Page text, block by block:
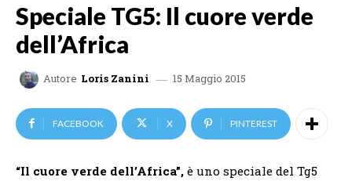
Speciale TG5: Il cuore verde
dell’Africa
Autore Loris Zanini 15 Maggio 2015
FACEBOOK X PINTEREST
“Il cuore verde dell’Africa”, è uno speciale del Tg5